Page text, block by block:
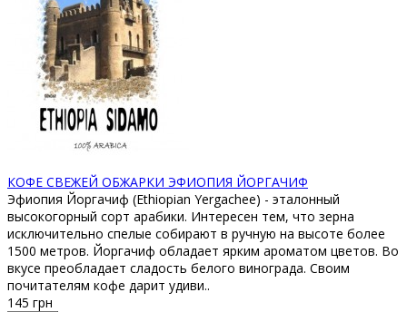
КОФЕ СВЕЖЕЙ ОБЖАРКИ ЭФИОПИЯ ЙОРГАЧИФ
Эфиопия Йоргачиф (Ethiopian Yergacheffe) - эталонный
высокогорный сорт арабики. Интересен тем, что зерна
исключительно спелые собирают в ручную на высоте более
1500 метров. Йоргачиф обладает ярким ароматом цветов. Во
вкусе преобладает сладость белого винограда. Своим
почитателям кофе дарит удиви..
145 грн